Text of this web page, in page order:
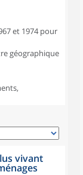
et 1974 pour
géographique
vivant